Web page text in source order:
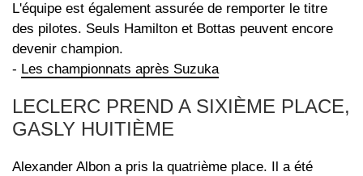
L'équipe est également assurée de remporter le titre
des pilotes. Seuls Hamilton et Bottas peuvent encore
devenir champion.
- Les championnats après Suzuka
LECLERC PREND A SIXIÈME PLACE,
GASLY HUITIÈME
Alexander Albon a pris la quatrième place. Il a été